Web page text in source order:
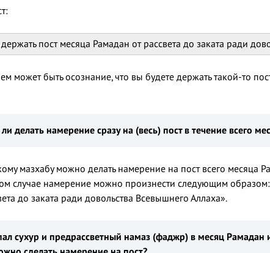
пост месяца Рамадан от рассвета до заката ради
может быть осознание, что вы будете держать такой-то
делать намерение сразу на (весь) пост в течение всего
мазхабу можно делать намерение на пост всего месяца
случае намерение можно произнести следующим образом:
до заката ради довольства Всевышнего Аллаха».
сухур и предрассветный намаз (фаджр) в месяц Рамадан и